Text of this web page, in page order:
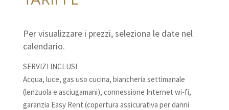
Per visualizzare i prezzi, seleziona le date nel
calendario.
SERVIZI INCLUSI
Acqua, luce, gas uso cucina, biancheria settimanale
(lenzuola e asciugamani), connessione Internet wi-fi,
garanzia Easy Rent (copertura assicurativa per danni